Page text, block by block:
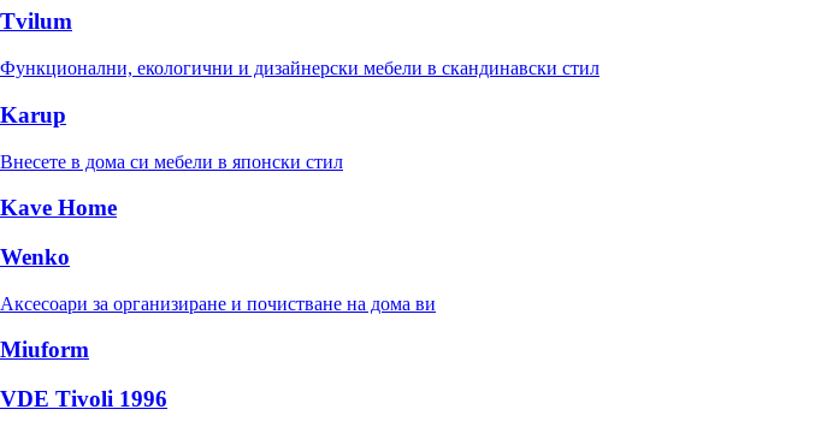
Tvilum
Функционални, екологични и дизайнерски мебели в скандинавски стил
Karup
Внесете в дома си мебели в японски стил
Kave Home
Wenko
Аксесоари за организиране и почистване на дома ви
Miuform
VDE Tivoli 1996